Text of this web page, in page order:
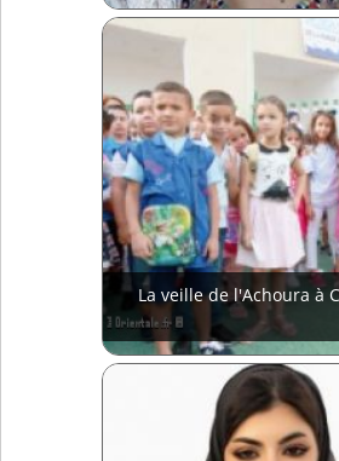
La veille de l'Achoura à